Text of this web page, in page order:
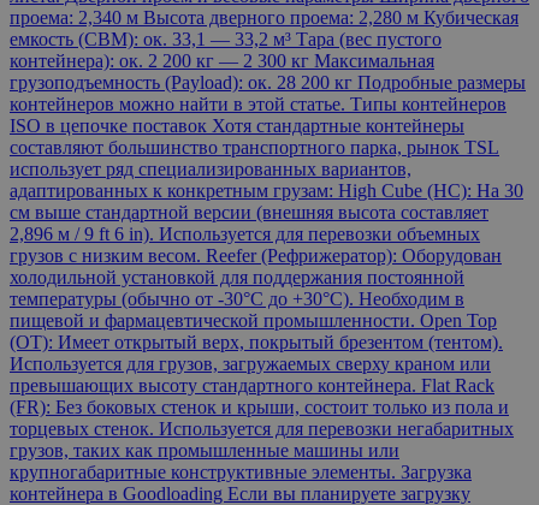
проема: 2,340 м Высота дверного проема: 2,280 м Кубическая
емкость (CBM): ок. 33,1 — 33,2 м³ Тара (вес пустого
контейнера): ок. 2 200 кг — 2 300 кг Максимальная
грузоподъемность (Payload): ок. 28 200 кг Подробные размеры
контейнеров можно найти в этой статье. Типы контейнеров
ISO в цепочке поставок Хотя стандартные контейнеры
составляют большинство транспортного парка, рынок TSL
использует ряд специализированных вариантов,
адаптированных к конкретным грузам: High Cube (HC): На 30
см выше стандартной версии (внешняя высота составляет
2,896 м / 9 ft 6 in). Используется для перевозки объемных
грузов с низким весом. Reefer (Рефрижератор): Оборудован
холодильной установкой для поддержания постоянной
температуры (обычно от -30°C до +30°C). Необходим в
пищевой и фармацевтической промышленности. Open Top
(OT): Имеет открытый верх, покрытый брезентом (тентом).
Используется для грузов, загружаемых сверху краном или
превышающих высоту стандартного контейнера. Flat Rack
(FR): Без боковых стенок и крыши, состоит только из пола и
торцевых стенок. Используется для перевозки негабаритных
грузов, таких как промышленные машины или
крупногабаритные конструктивные элементы. Загрузка
контейнера в Goodloading Если вы планируете загрузку